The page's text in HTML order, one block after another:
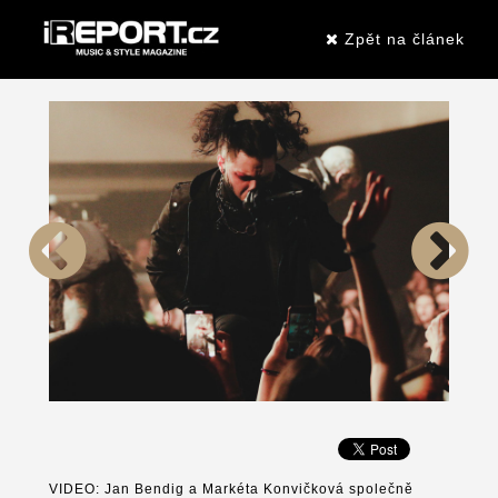
Zpět na článek
VIDEO: Jan Bendig a Markéta Konvičková společně